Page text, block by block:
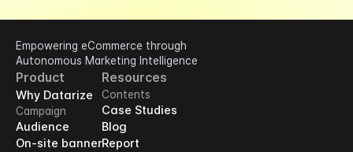
Empowering eCommerce through
Autonomous Marketing Intelligence
Product
Why Datarize
Campaign
Audience
On-site banner
Resources
Contents
Case Studies
Blog
Report